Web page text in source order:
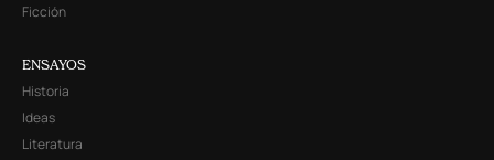
Ficción
ENSAYOS
Historia
Ideas
Literatura